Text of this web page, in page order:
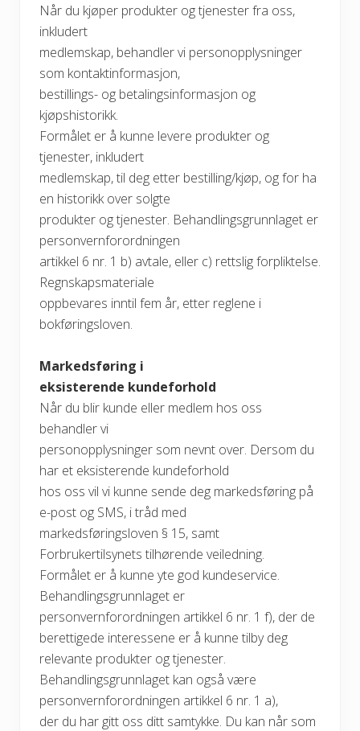
Når du kjøper produkter og tjenester fra oss,
inkludert
medlemskap, behandler vi personopplysninger
som kontaktinformasjon,
bestillings- og betalingsinformasjon og
kjøpshistorikk.
Formålet er å kunne levere produkter og
tjenester, inkludert
medlemskap, til deg etter bestilling/kjøp, og for ha
en historikk over solgte
produkter og tjenester. Behandlingsgrunnlaget er
personvernforordningen
artikkel 6 nr. 1 b) avtale, eller c) rettslig forpliktelse.
Regnskapsmateriale
oppbevares inntil fem år, etter reglene i
bokføringsloven.
Markedsføring i
eksisterende kundeforhold
Når du blir kunde eller medlem hos oss
behandler vi
personopplysninger som nevnt over. Dersom du
har et eksisterende kundeforhold
hos oss vil vi kunne sende deg markedsføring på
e-post og SMS, i tråd med
markedsføringsloven § 15, samt
Forbrukertilsynets tilhørende veiledning.
Formålet er å kunne yte god kundeservice.
Behandlingsgrunnlaget er
personvernforordningen artikkel 6 nr. 1 f), der de
berettigede interessene er å kunne tilby deg
relevante produkter og tjenester.
Behandlingsgrunnlaget kan også være
personvernforordningen artikkel 6 nr. 1 a),
der du har gitt oss ditt samtykke. Du kan når som